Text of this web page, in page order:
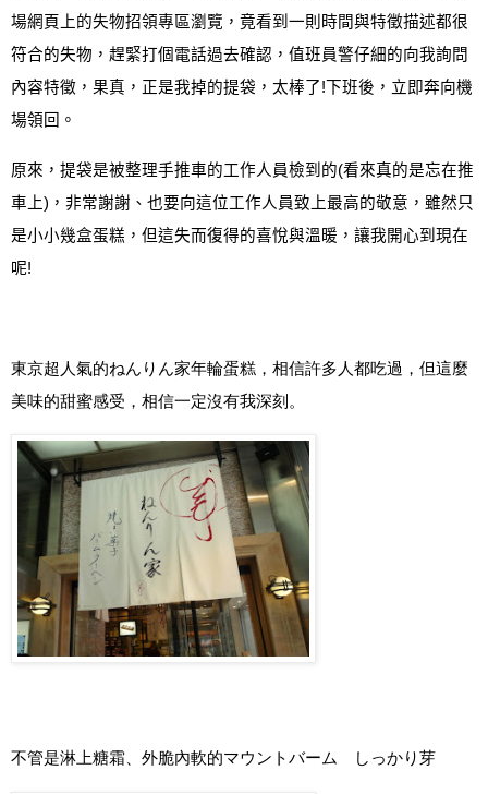
場網頁上的失物招領專區瀏覽，竟看到一則時間與特徵描述都很
符合的失物，趕緊打個電話過去確認，值班員警仔細的向我詢問
內容特徵，果真，正是我掉的提袋，太棒了!下班後，立即奔向機
場領回。
原來，提袋是被整理手推車的工作人員檢到的(看來真的是忘在推
車上) ，非常謝謝、也要向這位工作人員致上最高的敬意，雖然只
是小小幾盒蛋糕，但這失而復得的喜悅與溫暖，讓我開心到現在
呢!
東京超人氣的ねんりん家年輪蛋糕，相信許多人都吃過，但這麼
美味的甜蜜感受，相信一定沒有我深刻。
不管是淋上糖霜、外脆內軟的マウントバーム しっかり芽